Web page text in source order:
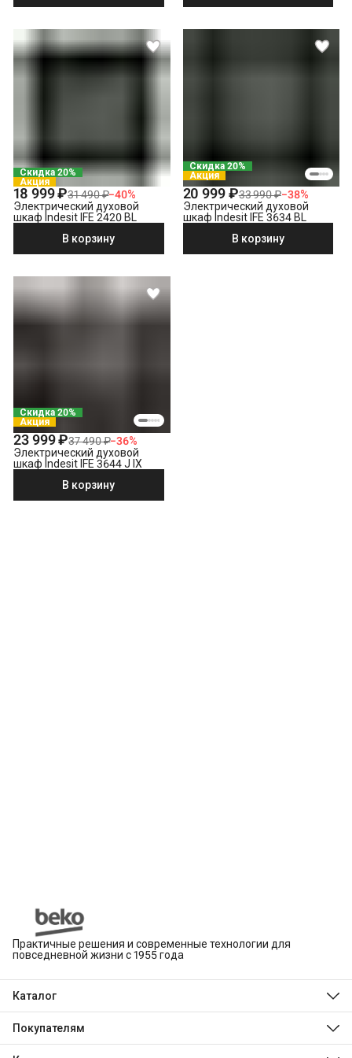
Скидка 20%
Акция
18 999 ₽31 490 ₽−40%
Электрический духовой
шкаф Indesit IFE 2420 BL
В корзину
Скидка 20%
Акция
20 999 ₽33 990 ₽−38%
Электрический духовой
шкаф Indesit IFE 3634 BL
В корзину
Скидка 20%
Акция
23 999 ₽37 490 ₽−36%
Электрический духовой
шкаф Indesit IFE 3644 J IX
В корзину
Практичные решения и современные технологии для
повседневной жизни с 1955 года
Каталог
Hotpoint
Покупателям